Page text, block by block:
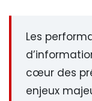
Les
cœur des
enjeux